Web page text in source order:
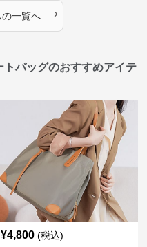
一覧へ ›
トバッグのおすすめアイテ
¥4,800 (税込)